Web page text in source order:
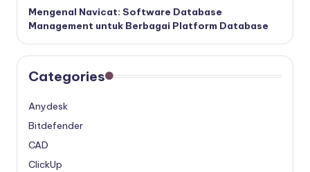
Mengenal Navicat: Software Database
Management untuk Berbagai Platform Database
Categories
Anydesk
Bitdefender
CAD
ClickUp